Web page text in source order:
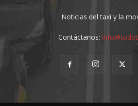
Noticias del taxi y la
Contáctanos: